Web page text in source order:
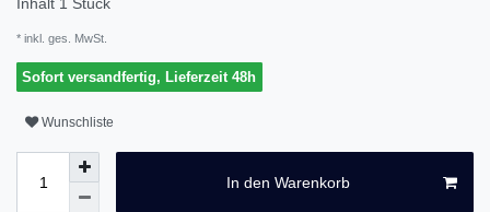
Inhalt 1 Stück
* inkl. ges. MwSt.
Sofort versandfertig, Lieferzeit 48h
Wunschliste
In den Warenkorb